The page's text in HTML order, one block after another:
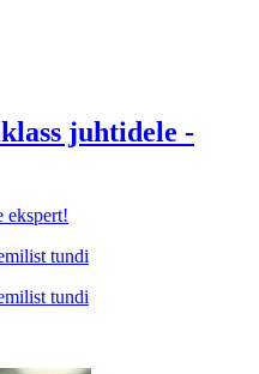
juhtidele -
ekspert!
tundi
tundi